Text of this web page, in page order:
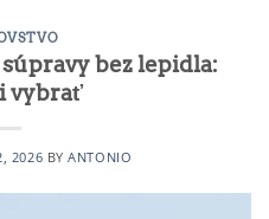
bez lepidla:
vybrať
2026 BYANTONIO